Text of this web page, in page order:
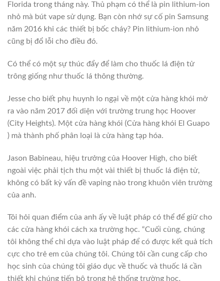
Florida trong tháng này. Thủ phạm có thể là pin lithium-ion
nhỏ mà bút vape sử dụng. Bạn còn nhớ sự cố pin Samsung
năm 2016 khi các thiết bị bốc cháy? Pin lithium-ion nhỏ
cũng bị đổ lỗi cho điều đó.
Có thể có một sự thúc đẩy để làm cho thuốc lá điện tử
trông giống như thuốc lá thông thường.
Jesse cho biết phụ huynh lo ngại về một cửa hàng khói mở
ra vào năm 2017 đối diện với trường trung học Hoover
(City Heights). Một cửa hàng khói (Cửa hàng khói El Guapo
) mà thành phố phân loại là cửa hàng tạp hóa.
Jason Babineau, hiệu trưởng của Hoover High, cho biết
ngoài việc phải tịch thu một vài thiết bị thuốc lá điện tử,
không có bất kỳ vấn đề vaping nào trong khuôn viên trường
của anh.
Tôi hỏi quan điểm của anh ấy về luật pháp có thể để giữ cho
các cửa hàng khói cách xa trường học. “Cuối cùng, chúng
tôi không thể chỉ dựa vào luật pháp để có được kết quả tích
cực cho trẻ em của chúng tôi. Chúng tôi cần cung cấp cho
học sinh của chúng tôi giáo dục về thuốc và thuốc lá cần
thiết khi chúng tiến bộ trong hệ thống trường học.